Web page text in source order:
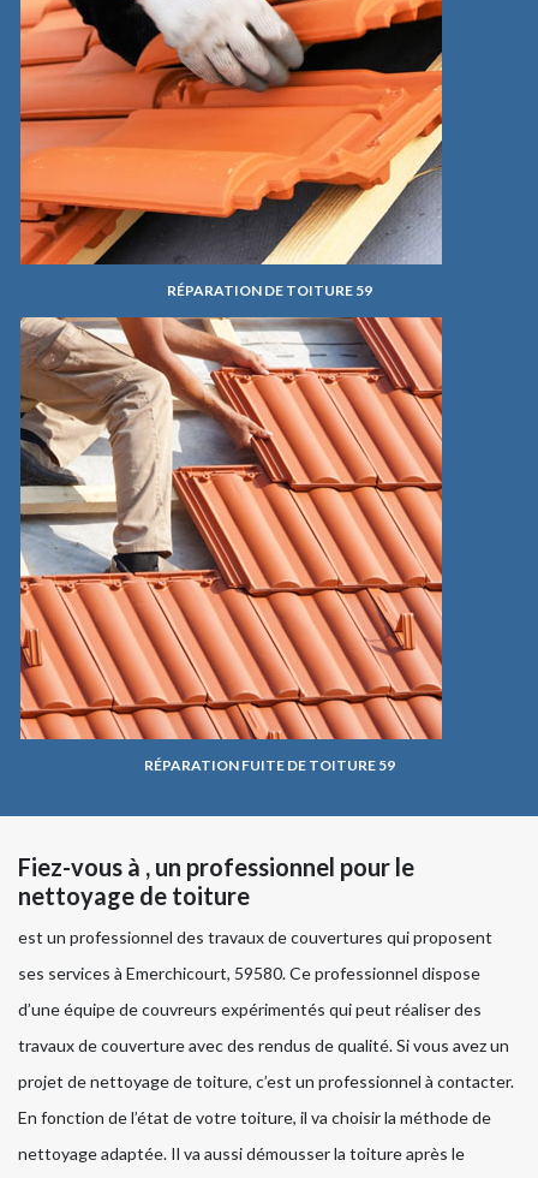
RÉPARATION DE TOITURE 59
RÉPARATION FUITE DE TOITURE 59
Fiez-vous à , un professionnel pour le
nettoyage de toiture
est un professionnel des travaux de couvertures qui proposent
ses services à Emerchicourt, 59580. Ce professionnel dispose
d’une équipe de couvreurs expérimentés qui peut réaliser des
travaux de couverture avec des rendus de qualité. Si vous avez un
projet de nettoyage de toiture, c’est un professionnel à contacter.
En fonction de l’état de votre toiture, il va choisir la méthode de
nettoyage adaptée. Il va aussi démousser la toiture après le